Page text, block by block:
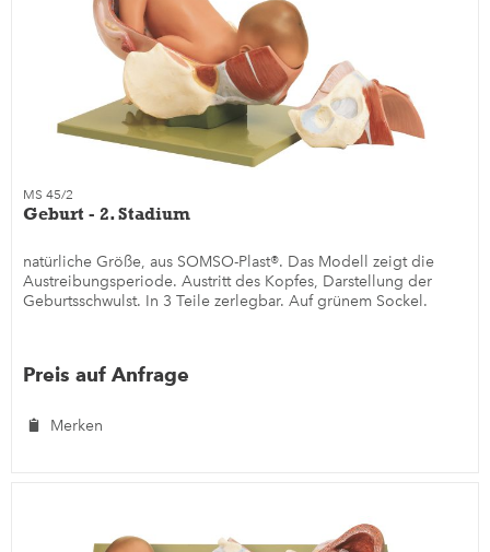
MS 45/2
Geburt - 2. Stadium
natürliche Größe, aus SOMSO-Plast®. Das Modell zeigt die
Austreibungsperiode. Austritt des Kopfes, Darstellung der
Geburtsschwulst. In 3 Teile zerlegbar. Auf grünem Sockel.
Preis auf Anfrage
Merken